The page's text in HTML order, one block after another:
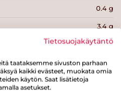
0.4 g
3.4 g
12.4 g
1.5 g
Tietosuojakäytäntö
taataksemme sivuston parhaan
kaikki evästeet, muokata omia
käytön. Saat lisätietoja
asetukset.